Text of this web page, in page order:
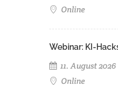
Online
Webinar: KI-
11. August 2026
Online